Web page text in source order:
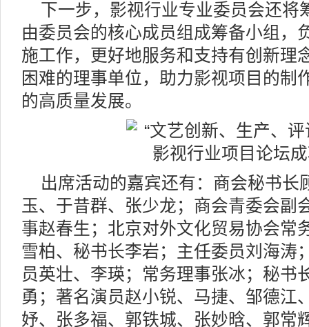
下一步，影视行业专业委员会还
由委员会的核心成员组成筹备小组，
施工作，更好地服务和支持有创新理
困难的理事单位，助力影视项目的制
的高质量发展。
出席活动的嘉宾还有：商会秘书长
玉、于昔群、张少龙；商会青委会副
事赵春生；北京对外文化贸易协会常
雪柏、秘书长李岩；主任委员刘海涛
员英壮、李瑛；常务理事张冰；秘书
勇；著名演员赵小锐、马捷、邹德江
妤、张多福、郭铁城、张妙晗、郭常